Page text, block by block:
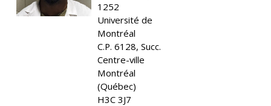
1252
Université de
Montréal
C.P. 6128, Succ.
Centre-ville
Montréal
(Québec)
H3C 3J7